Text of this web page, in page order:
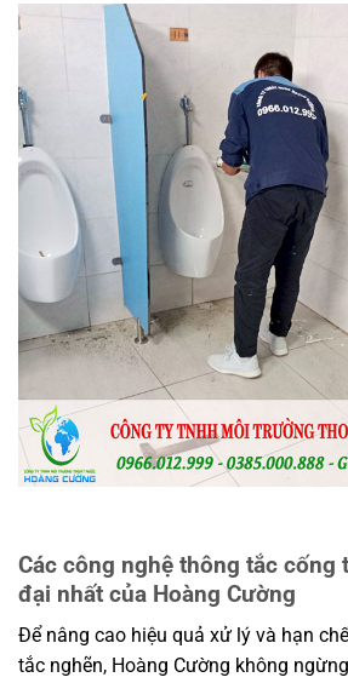
Các công nghệ thông tắc cống
đại nhất của Hoàng Cường
Để nâng cao hiệu quả xử lý và hạn
tắc nghẽn, Hoàng Cường không